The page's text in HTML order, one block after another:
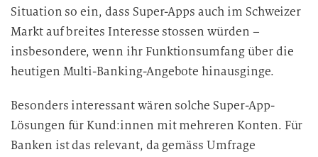
Situation so ein, dass Super-Apps auch im Schweizer
Markt auf breites Interesse stossen würden –
insbesondere, wenn ihr Funktionsumfang über die
heutigen Multi-Banking-Angebote hinausginge.
Besonders interessant wären solche Super-App-
Lösungen für Kund:innen mit mehreren Konten. Für
Banken ist das relevant, da gemäss Umfrage